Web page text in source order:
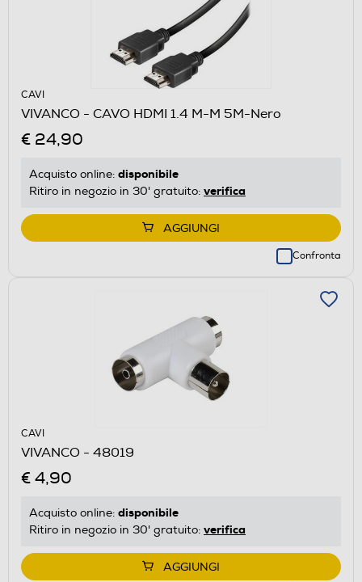
CAVI
VIVANCO - CAVO HDMI 1.4 M-M 5M-Nero
€ 24,90
Acquisto online: disponibile
Ritiro in negozio in 30' gratuito: verifica
AGGIUNGI
Confronta
CAVI
VIVANCO - 48019
€ 4,90
Acquisto online: disponibile
Ritiro in negozio in 30' gratuito: verifica
AGGIUNGI